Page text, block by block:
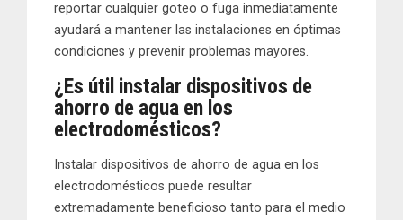
reportar cualquier goteo o fuga inmediatamente
ayudará a mantener las instalaciones en óptimas
condiciones y prevenir problemas mayores.
¿Es útil instalar dispositivos de
ahorro de agua en los
electrodomésticos?
Instalar dispositivos de ahorro de agua en los
electrodomésticos puede resultar
extremadamente beneficioso tanto para el medio